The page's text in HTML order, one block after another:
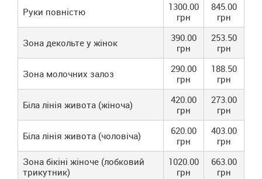
Руки повністю
1300.00
грн
845.00
грн
Зона декольте у жінок
390.00
грн
253.50
грн
Зона молочних залоз
290.00
грн
188.50
грн
Біла лінія живота (жіноча)
420.00
грн
273.00
грн
Біла лінія живота (чоловіча)
620.00
грн
403.00
грн
Зона бікіні жіноче (лобковий
трикутник)
1020.00
грн
663.00
грн